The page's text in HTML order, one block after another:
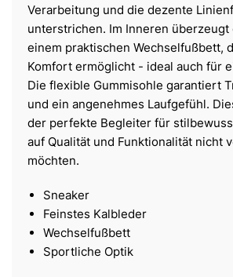
Verarbeitung und die dezente
unterstrichen. Im Inneren überzeugt
einem praktischen Wechselfußbett,
Komfort ermöglicht - ideal auch für
Die flexible Gummisohle garantiert
und ein angenehmes Laufgefühl.
der perfekte Begleiter für
auf Qualität und Funktionalität nicht
möchten.
Sneaker
Feinstes Kalbleder
Wechselfußbett
Sportliche Optik